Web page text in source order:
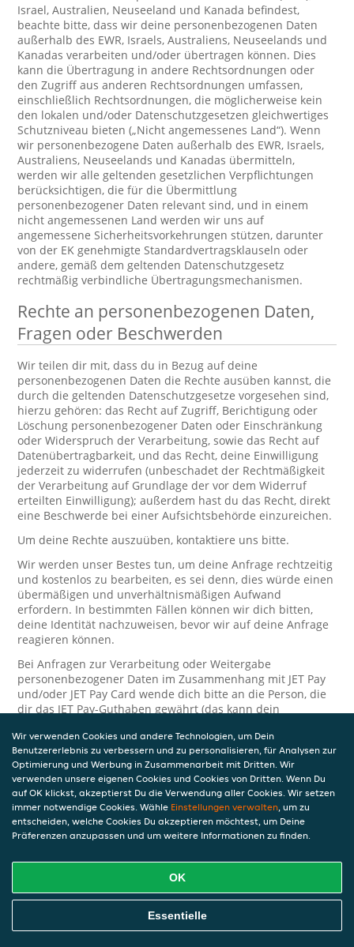
Israel, Australien, Neuseeland und Kanada befindest,
beachte bitte, dass wir deine personenbezogenen Daten
außerhalb des EWR, Israels, Australiens, Neuseelands und
Kanadas verarbeiten und/oder übertragen können. Dies
kann die Übertragung in andere Rechtsordnungen oder
den Zugriff aus anderen Rechtsordnungen umfassen,
einschließlich Rechtsordnungen, die möglicherweise kein
den lokalen und/oder Datenschutzgesetzen gleichwertiges
Schutzniveau bieten („Nicht angemessenes Land“). Wenn
wir personenbezogene Daten außerhalb des EWR, Israels,
Australiens, Neuseelands und Kanadas übermitteln,
werden wir alle geltenden gesetzlichen Verpflichtungen
berücksichtigen, die für die Übermittlung
personenbezogener Daten relevant sind, und in einem
nicht angemessenen Land werden wir uns auf
angemessene Sicherheitsvorkehrungen stützen, darunter
von der EK genehmigte Standardvertragsklauseln oder
andere, gemäß dem geltenden Datenschutzgesetz
rechtmäßig verbindliche Übertragungsmechanismen.
Rechte an personenbezogenen Daten,
Fragen oder Beschwerden
Wir teilen dir mit, dass du in Bezug auf deine
personenbezogenen Daten die Rechte ausüben kannst, die
durch die geltenden Datenschutzgesetze vorgesehen sind,
hierzu gehören: das Recht auf Zugriff, Berichtigung oder
Löschung personenbezogener Daten oder Einschränkung
oder Widerspruch der Verarbeitung, sowie das Recht auf
Datenübertragbarkeit, und das Recht, deine Einwilligung
jederzeit zu widerrufen (unbeschadet der Rechtmäßigkeit
der Verarbeitung auf Grundlage der vor dem Widerruf
erteilten Einwilligung); außerdem hast du das Recht, direkt
eine Beschwerde bei einer Aufsichtsbehörde einzureichen.
Um deine Rechte auszuüben, kontaktiere uns bitte.
Wir werden unser Bestes tun, um deine Anfrage rechtzeitig
und kostenlos zu bearbeiten, es sei denn, dies würde einen
übermäßigen und unverhältnismäßigen Aufwand
erfordern. In bestimmten Fällen können wir dich bitten,
deine Identität nachzuweisen, bevor wir auf deine Anfrage
reagieren können.
Bei Anfragen zur Verarbeitung oder Weitergabe
personenbezogener Daten im Zusammenhang mit JET Pay
und/oder JET Pay Card wende dich bitte an die Person, die
dir das JET Pay-Guthaben gewährt (das kann dein
erforderlich, da JET und die Person, die dir das Guthaben
gewährt, eine separate Verantwortung für die Verarbeitung
und den Schutz deiner personenbezogenen Daten haben.
Solltest du weitere Fragen oder Beschwerden in Bezug auf
die Verarbeitung deiner personenbezogenen Daten haben,
kontaktieren wir dich gerne. Wir würden uns auch über
Tipps oder Vorschläge zur Verbesserung unserer Erklärung
JET nimmt den Schutz personenbezogener Daten sehr ernst
und daher ergreifen wir angemessene Maßnahmen, um
Wir verwenden Cookies und andere Technologien, um Dein
Benutzererlebnis zu verbessern und zu personalisieren, für Analysen zur
Optimierung und Werbung in Zusammenarbeit mit Dritten. Wir
verwenden unsere eigenen Cookies und Cookies von Dritten. Wenn Du
auf OK klickst, akzeptierst Du die Verwendung aller Cookies. Wir setzen
immer notwendige Cookies. Wähle Einstellungen verwalten, um zu
entscheiden, welche Cookies Du akzeptieren möchtest, um Deine
Präferenzen anzupassen und um weitere Informationen zu finden.
OK
Essentielle